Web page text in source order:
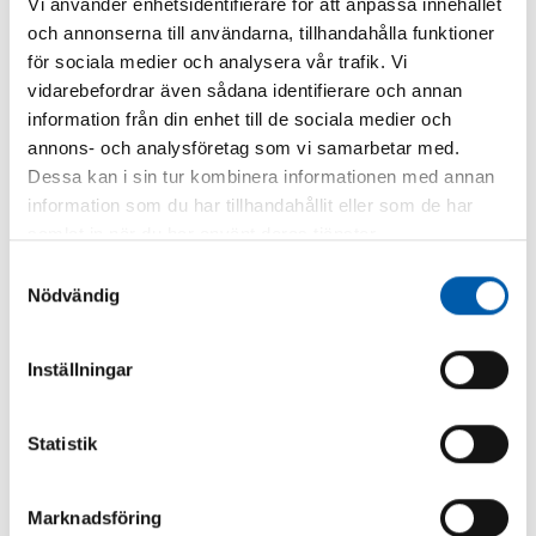
Vi använder enhetsidentifierare för att anpassa innehållet
och annonserna till användarna, tillhandahålla funktioner
för sociala medier och analysera vår trafik. Vi
vidarebefordrar även sådana identifierare och annan
information från din enhet till de sociala medier och
annons- och analysföretag som vi samarbetar med.
Dessa kan i sin tur kombinera informationen med annan
information som du har tillhandahållit eller som de har
Nödvändig
Inställningar
Statistik
Marknadsföring
möjligt. Vi vill att våra kunder skall se oss som en
totalpartner inom stambyten. Företagets mission är att
bidra till en bättre värld genom att tänka långsiktigt och
hållbart. Vi sätter miljön främst, värnar om våra kunder
och medarbetare, håller det vi lovar och är proffs på det
vi gör.
Kontakta oss